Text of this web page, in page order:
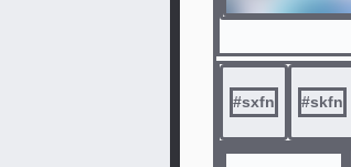
#sxfn #skfn